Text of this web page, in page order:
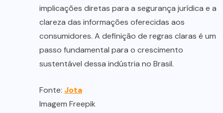
implicações diretas para a segurança jurídica e a
clareza das informações oferecidas aos
consumidores. A definição de regras claras é um
passo fundamental para o crescimento
sustentável dessa indústria no Brasil.
Fonte: Jota
Imagem Freepik